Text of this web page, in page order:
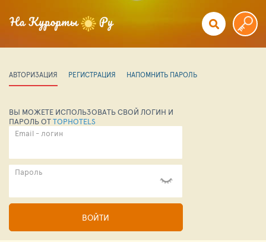
АВТОРИЗАЦИЯ РЕГИСТРАЦИЯ НАПОМНИТЬ ПАРОЛЬ
ВЫ МОЖЕТЕ ИСПОЛЬЗОВАТЬ СВОЙ ЛОГИН И
ПАРОЛЬ ОТTOPHOTELS
Email - логин
Пароль
ВОЙТИ